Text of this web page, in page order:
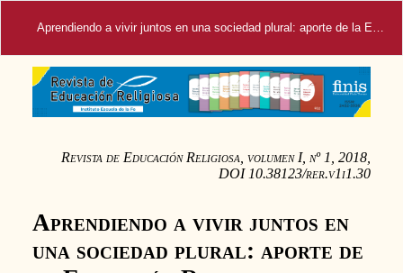
Aprendiendo a vivir juntos en una sociedad plural: aporte de la Educación Religiosa Escolar Católica (EREC)